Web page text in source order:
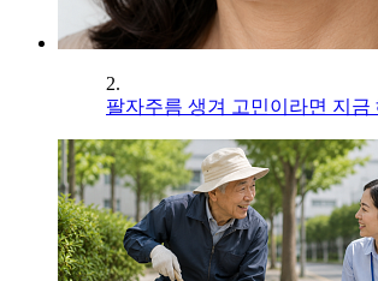
2.
팔자주름 생겨 고민이라면 지금